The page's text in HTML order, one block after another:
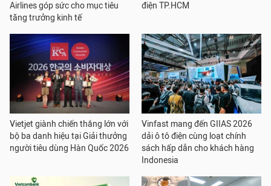
Airlines góp sức cho mục tiêu
tăng trưởng kinh tế
điện TP.HCM
Vietjet giành chiến thắng lớn với
bộ ba danh hiệu tại Giải thưởng
người tiêu dùng Hàn Quốc 2026
Vinfast mang đến GIIAS 2026
dải ô tô điện cùng loạt chính
sách hấp dẫn cho khách hàng
Indonesia